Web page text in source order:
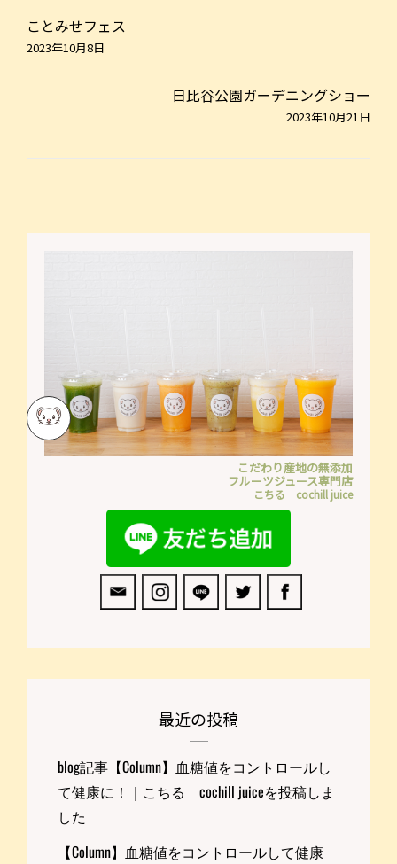
ことみせフェス
2023年10月8日
日比谷公園ガーデニングショー
2023年10月21日
こだわり産地の無添加
フルーツジュース専門店
こちる cochill juice
最近の投稿
blog記事【Column】血糖値をコントロールし
て健康に！｜こちる cochill juiceを投稿しま
した
【Column】血糖値をコントロールして健康